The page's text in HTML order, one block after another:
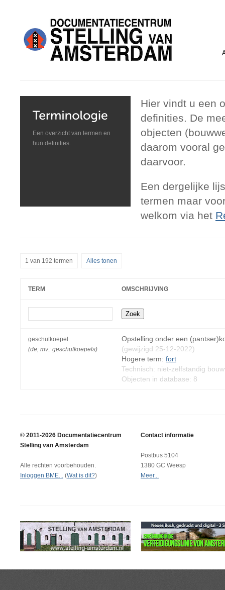
Een overzicht van termen en
hun definities.
Hier vindt u een
definities. De
objecten
daarom vooral
daarvoor.
Een dergelijke
termen maar
welkom via het
1 van 192 termen Alles tonen
TERM OMSCHRIJVING
geschutkoepel
(de; mv.: geschutkoepels)
Opstelling onder een
(gewijzigd 25-12-2022)
Hogere term: fort
Technisch: niet-zelfstandig
Objecten in database: 8
© 2011-2026 Documentatiecentrum
Stelling van Amsterdam
Alle rechten voorbehouden.
Inloggen BME... (Wat is dit?)
Contact informatie
Postbus 5104
1380 GC Weesp
Meer...